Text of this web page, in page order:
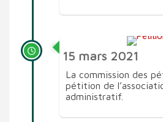
15 mars 2021
La commission des
pétition de
administratif.